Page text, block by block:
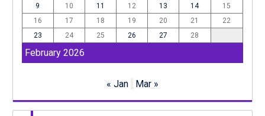
February 2026
9
10 11 12 13 14
15
16
17 18 19 20 21
22
23
24 25 26 27 28
« Jan Mar »